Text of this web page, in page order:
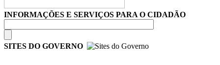
INFORMAÇÕES E SERVIÇOS PARA O CIDADÃO
SITES DO GOVERNO